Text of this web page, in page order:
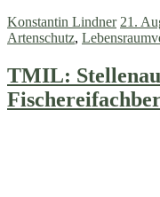
Konstantin Lindner 21.
Artenschutz,
TMIL: